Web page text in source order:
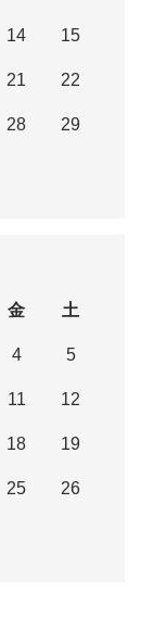
14 15
21 22
28 29
金 土
4 5
11 12
18 19
25 26